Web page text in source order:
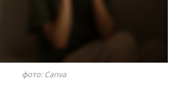
фото: Canva